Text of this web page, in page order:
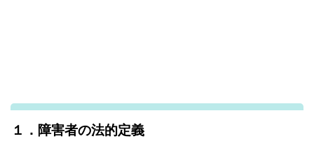
１．障害者の法的定義